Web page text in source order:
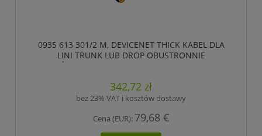
0935 613 301/2 M, DEVICENET THICK KABEL DLA
LINI TRUNK LUB DROP OBUSTRONNIE
ZAKOŃCZONY KONFEKCJONOWANY, 5 POLOWY
ZŁĄCZA ŻEŃSKIEGO PROSTEGO 7/8 ., LUMBERG
AUTOMATION
342,72 zł
bez 23% VAT i kosztów dostawy
Cena (EUR): 79,68 €